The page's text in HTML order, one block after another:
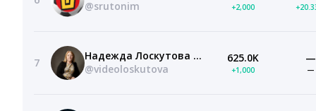
@srutonim
+2,000
7
Надежда Лоскутова BFMrelax
@videoloskutova
625.0K
+1,000
—
—